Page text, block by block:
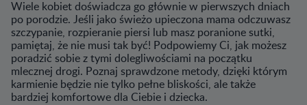
Wiele kobiet doświadcza go głównie w pierwszych dniach
po porodzie. Jeśli jako świeżo upieczona mama odczuwasz
szczypanie, rozpieranie piersi lub masz poranione sutki,
pamiętaj, że nie musi tak być! Podpowiemy Ci, jak możesz
poradzić sobie z tymi dolegliwościami na początku
mlecznej drogi. Poznaj sprawdzone metody, dzięki którym
karmienie będzie nie tylko pełne bliskości, ale także
bardziej komfortowe dla Ciebie i dziecka.